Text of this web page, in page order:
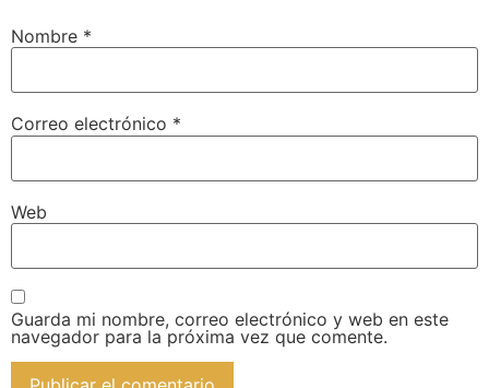
Nombre *
Correo electrónico *
Web
Guarda mi nombre, correo electrónico y web en este
navegador para la próxima vez que comente.